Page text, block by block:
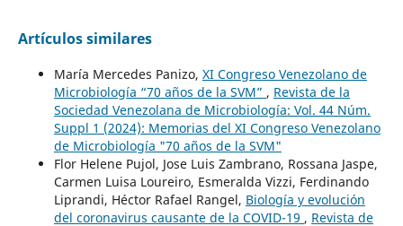
Artículos similares
María Mercedes Panizo, XI Congreso Venezolano de
Microbiología “70 años de la SVM” , Revista de la
Sociedad Venezolana de Microbiología: Vol. 44 Núm.
Suppl 1 (2024): Memorias del XI Congreso Venezolano
de Microbiología "70 años de la SVM"
Flor Helene Pujol, Jose Luis Zambrano, Rossana Jaspe,
Carmen Luisa Loureiro, Esmeralda Vizzi, Ferdinando
Liprandi, Héctor Rafael Rangel, Biología y evolución
del coronavirus causante de la COVID-19 , Revista de